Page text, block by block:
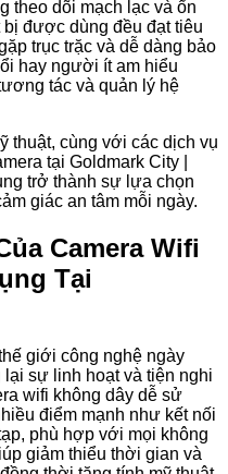
theo dõi mạch lạc và ổn
được dùng đều đạt tiêu
trục trặc và dễ dàng bảo
hay người ít am hiểu
tác và quản lý hệ
thuật, cùng với các dịch vụ
tại Goldmark City |
trở thành sự lựa chọn
giác an tâm mỗi ngày.
Camera Wifi
Tại
giới công nghệ ngày
lại sự linh hoạt và tiện nghi
wifi không dây dễ sử
điểm mạnh như kết nối
phù hợp với mọi không
giảm thiểu thời gian và